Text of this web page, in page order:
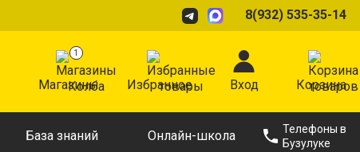
8(932) 535-35-14
1
Магазины Избранное Вход Корзина
База знаний Онлайн-школа
Телефоны в
Бузулуке